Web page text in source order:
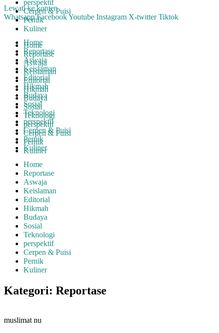
Lewati ke konten
Whatsapp FacebookYoutube Instagram X-twitter Tiktok
Home
Reportase
Aswaja
Keislaman
Editorial
Hikmah
Budaya
Sosial
Teknologi
perspektif
Cerpen & Puisi
Pernik
Kuliner
Home
Reportase
Aswaja
Keislaman
Editorial
Hikmah
Budaya
Sosial
Teknologi
perspektif
Cerpen & Puisi
Pernik
Kuliner
perspektif
Cerpen & Puisi
Pernik
Kuliner
Home
Reportase
Aswaja
Keislaman
Editorial
Hikmah
Budaya
Sosial
Teknologi
perspektif
Cerpen & Puisi
Pernik
Kuliner
Kategori: Reportase
muslimat nu